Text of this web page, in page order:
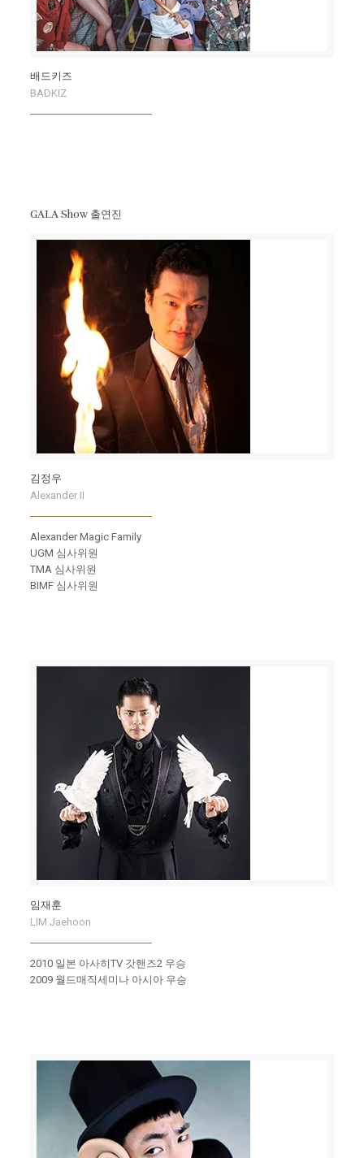
배드키즈
BADKIZ
GALA Show 출연진
김정우
Alexander II
Alexander Magic Family
UGM 심사위원
TMA 심사위원
BIMF 심사위원
임재훈
LIM Jaehoon
2010 일본 아사히TV 갓핸즈2 우승
2009 월드매직세미나 아시아 우승